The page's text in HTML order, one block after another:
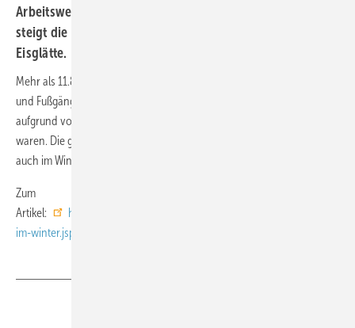
Arbeitsweg zu Fuß zurücklegen. In der kalten Jahreszeit
steigt die Unfallgefahr auf Fußwegen und Straßen durch
Eisglätte.
Mehr als 11.800 meldepflichtige Wegeunfälle von Fußgängerinnen
und Fußgängern gab es im Jahr 2024, die auf rutschigen Boden
aufgrund von Wasser, Regen, Schnee oder Glatteis zurückzuführen
waren. Die gesetzliche Unfallversicherung erklärt, wie Beschäftigte
auch im Winter sicher zur Arbeit gehen.
Zum
Artikel:
https://www.dguv.de/de/mediencenter/pm/arbeitsweg-
im-winter.jsp